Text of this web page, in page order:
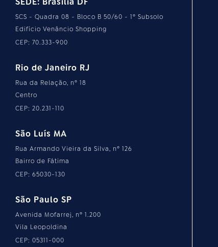
SCS - Quadra 08 - Bloco B 50/60 - 1º Subsolo
Edifício Venâncio Shopping
CEP: 70.333-900
Rio de Janeiro RJ
Rua da Relação, nº 18
Centro
CEP: 20.231-110
São Luís MA
Rua Armando Vieira da Silva, nº 126
Bairro de Fátima
CEP: 65030-130
São Paulo SP
Avenida Mofarrej, nº 1.200
Vila Leopoldina
CEP: 05311-000